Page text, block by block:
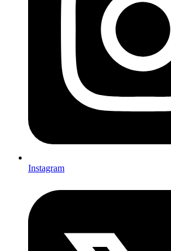
Instagram